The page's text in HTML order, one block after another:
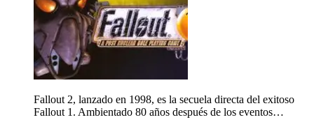
Fallout 2, lanzado en 1998, es la secuela directa del exitoso
Fallout 1. Ambientado 80 años después de los eventos…